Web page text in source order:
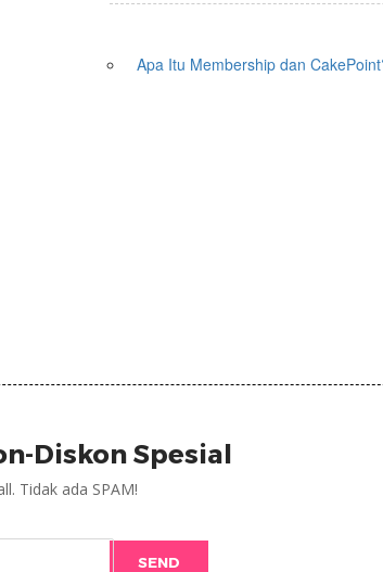
Apa Itu Membership dan
Diskon Spesial
Tidak ada SPAM!
SEND